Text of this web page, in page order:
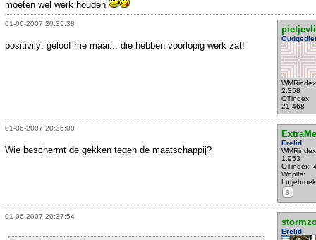
moeten wel werk houden
01-06-2007 20:35:38
2.358
OTindex:
21.468
positivily: geloof me maar... die hebben voorlopig werk zat!
01-06-2007 20:36:00
Erelid
1.953
OTindex:
Wnplts:
Lutjebroek
S
Wie beschermt de gekken tegen de maatschappij?
01-06-2007 20:37:54
Erelid